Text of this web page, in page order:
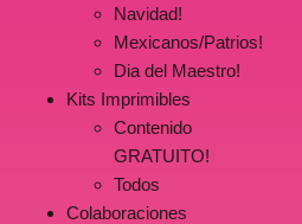
Navidad!
Mexicanos/Patrios!
Dia del Maestro!
Kits Imprimibles
Contenido
GRATUITO!
Todos
Colaboraciones